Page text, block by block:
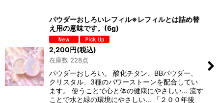
パウダーおしろいレフィル※レフィルとは詰め替
え用の意味です。(6g)
2,200円(税込)
在庫数 228点
パウダーおしろい。 酸化チタン、BBパウダー、
クリスタル、3種のパワーストーンを配合してい
ます。 使うことで心と体の健康にやさしい… 流す
ことで水と緑の環境にやさしい… 「２００年後